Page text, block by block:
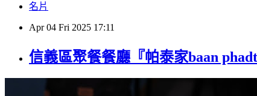
名片
Apr 04 Fri 2025 17:11
信義區聚餐餐廳『帕泰家baan